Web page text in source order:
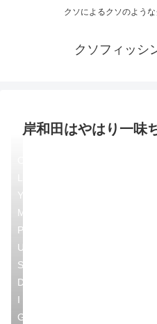
クソによるクソのよう
クソフィッシ
岸和田はやはり一味
Y
M
P
U
S
D
I
G